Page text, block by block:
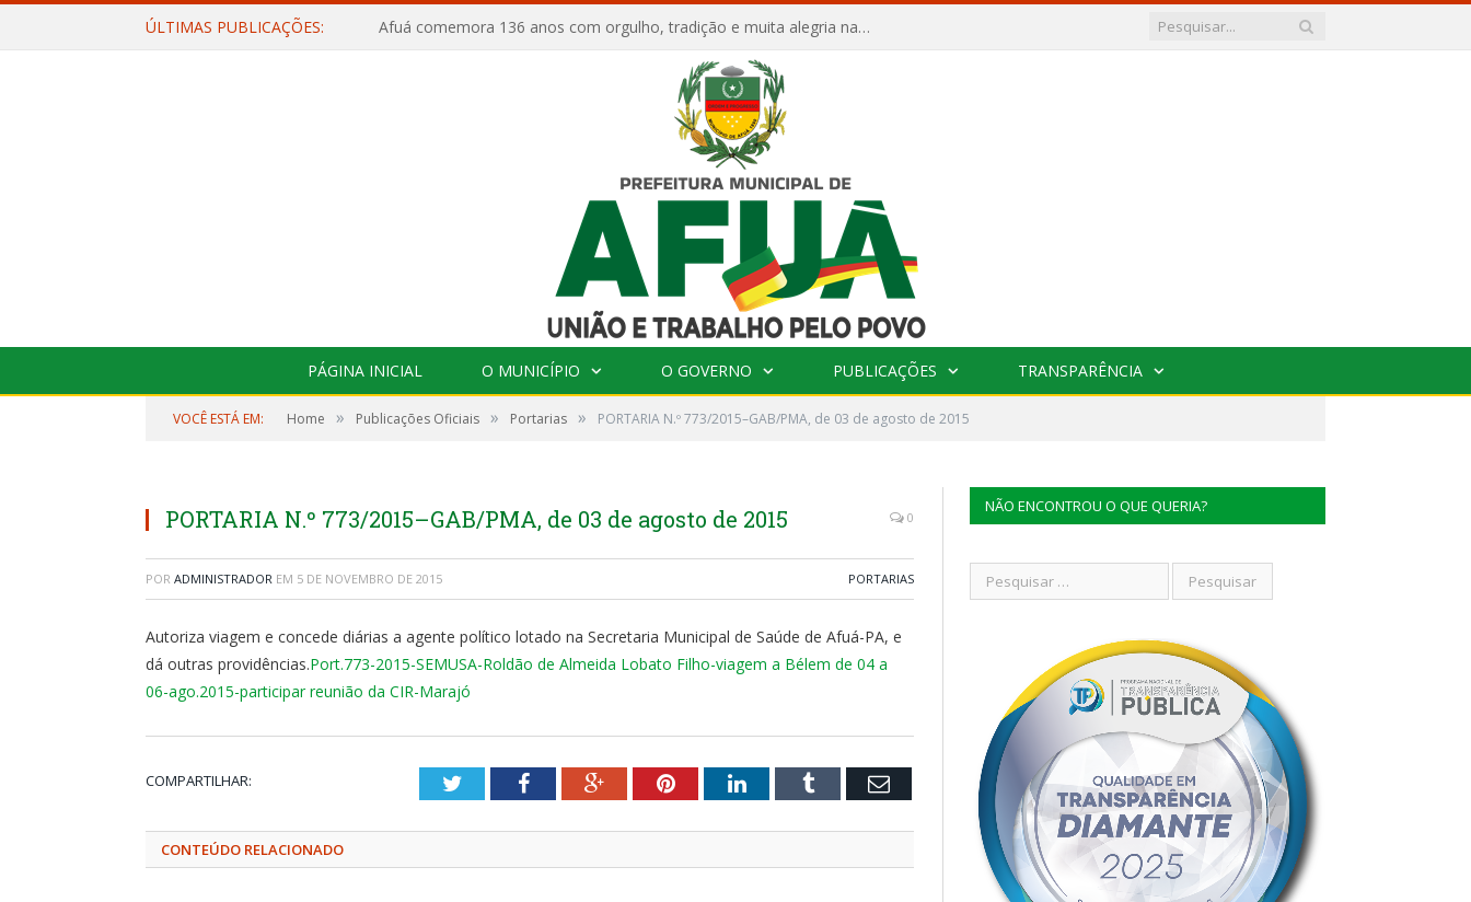
ÚLTIMAS PUBLICAÇÕES: Afuá comemora 136 anos com orgulho, tradição e muita alegria na Quadra Dr. Nelson Salomão
PÁGINA INICIAL O MUNICÍPIO O GOVERNO PUBLICAÇÕES TRANSPARÊNCIA
VOCÊ ESTÁ EM: Home » Publicações Oficiais » Portarias » PORTARIA N.º 773/2015–GAB/PMA, de 03 de agosto de 2015
PORTARIA N.º 773/2015–GAB/PMA, de 03 de agosto de 2015 0
POR ADMINISTRADOR EM 5 DE NOVEMBRO DE 2015 PORTARIAS
Autoriza viagem e concede diárias a agente político lotado na Secretaria Municipal de Saúde de Afuá-PA, e
dá outras providências.Port.773-2015-SEMUSA-Roldão de Almeida Lobato Filho-viagem a Bélem de 04 a
06-ago.2015-participar reunião da CIR-Marajó
COMPARTILHAR: TwitterFacebookGoogle+PinterestLinkedInTumblr Email
CONTEÚDO RELACIONADO
NÃO ENCONTROU O QUE QUERIA?